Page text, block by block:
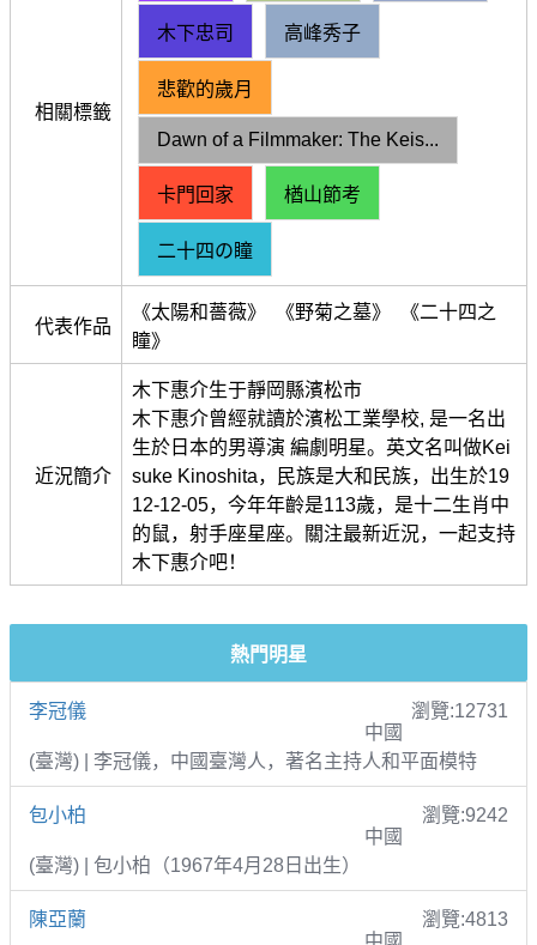
相關標籤
木下忠司 高峰秀子
悲歡的歲月
Dawn of a Filmmaker: The Keis...
卡門回家 楢山節考
二十四の瞳
代表作品
《太陽和薔薇》 《野菊之墓》 《二十四之
瞳》
近況簡介
木下惠介生于靜岡縣濱松市
木下惠介曾經就讀於濱松工業學校, 是一名出
生於日本的男導演 編劇明星。英文名叫做Kei
suke Kinoshita，民族是大和民族，出生於19
12-12-05，今年年齡是113歲，是十二生肖中
的鼠，射手座星座。關注最新近況，一起支持
木下惠介吧！
熱門明星
李冠儀
瀏覽:12731
中國
(臺灣) | 李冠儀，中國臺灣人，著名主持人和平面模特
包小柏
瀏覽:9242
中國
(臺灣) | 包小柏（1967年4月28日出生）
陳亞蘭
瀏覽:4813
中國